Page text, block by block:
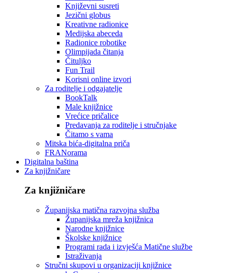
Književni susreti
Jezični globus
Kreativne radionice
Medijska abeceda
Radionice robotike
Olimpijada čitanja
Čituljko
Fun Trail
Korisni online izvori
Za roditelje i odgajatelje
BookTalk
Male knjižnice
Vrećice pričalice
Predavanja za roditelje i stručnjake
Čitamo s vama
Mitska bića-digitalna priča
FRANorama
Digitalna baština
Za knjižničare
Za knjižničare
Županijska matična razvojna služba
Županijska mreža knjižnica
Narodne knjižnice
Školske knjižnice
Programi rada i izvješća Matične službe
Istraživanja
Stručni skupovi u organizaciji knjižnice